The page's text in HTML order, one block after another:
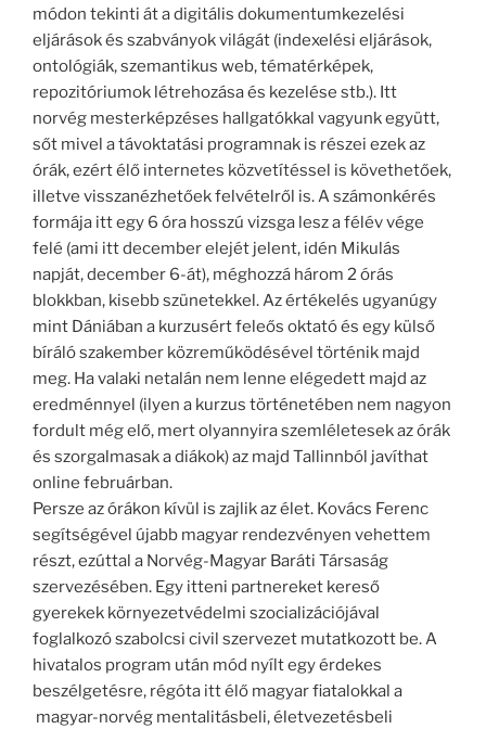
módon tekinti át a digitális dokumentumkezelési
eljárások és szabványok világát (indexelési eljárások,
ontológiák, szemantikus web, tématérképek,
repozitóriumok létrehozása és kezelése stb.). Itt
norvég mesterképzéses hallgatókkal vagyunk együtt,
sőt mivel a távoktatási programnak is részei ezek az
órák, ezért élő internetes közvetítéssel is követhetőek,
illetve visszanézhetőek felvételről is. A számonkérés
formája itt egy 6 óra hosszú vizsga lesz a félév vége
felé (ami itt december elejét jelent, idén Mikulás
napját, december 6-át), méghozzá három 2 órás
blokkban, kisebb szünetekkel. Az értékelés ugyanúgy
mint Dániában a kurzusért feleős oktató és egy külső
bíráló szakember közreműködésével történik majd
meg. Ha valaki netalán nem lenne elégedett majd az
eredménnyel (ilyen a kurzus történetében nem nagyon
fordult még elő, mert olyannyira szemléletesek az órák
és szorgalmasak a diákok) az majd Tallinnból javíthat
online februárban.
Persze az órákon kívül is zajlik az élet. Kovács Ferenc
segítségével újabb magyar rendezvényen vehettem
részt, ezúttal a Norvég-Magyar Baráti Társaság
szervezésében. Egy itteni partnereket kereső
gyerekek környezetvédelmi szocializációjával
foglalkozó szabolcsi civil szervezet mutatkozott be. A
hivatalos program után mód nyílt egy érdekes
beszélgetésre, régóta itt élő magyar fiatalokkal a
magyar-norvég mentalitásbeli, életvezetésbeli